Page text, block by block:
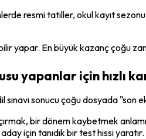
resmi tatiller, okul kayıt
yapar. En büyük kazanç çoğu
yapanlar için hızlı
sınavı sonucu çoğu dosyada
bir dönem kaybetmek
için tanıdık bir test hissi yaratır.